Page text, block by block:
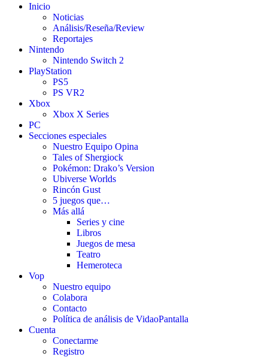
Inicio
Noticias
Análisis/Reseña/Review
Reportajes
Nintendo
Nintendo Switch 2
PlayStation
PS5
PS VR2
Xbox
Xbox X Series
PC
Secciones especiales
Nuestro Equipo Opina
Tales of Shergiock
Pokémon: Drako’s Version
Ubiverse Worlds
Rincón Gust
5 juegos que…
Más allá
Series y cine
Libros
Juegos de mesa
Teatro
Hemeroteca
Vop
Nuestro equipo
Colabora
Contacto
Política de análisis de VidaoPantalla
Cuenta
Conectarme
Registro